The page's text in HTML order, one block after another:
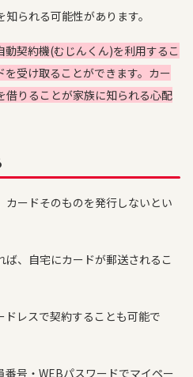
られる可能性があります。
動契約機(むじんくん)を利用するこ
受け取ることができます。カー
借りることが家族に知られる心配
カードそのものを発行しないとい
、自宅にカードが郵送されるこ
レスで契約することも可能で
号・WEBパスワードでマイペー